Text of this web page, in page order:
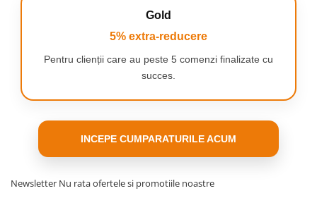
Gold
5% extra-reducere
Pentru clienții care au peste 5 comenzi finalizate cu
succes.
INCEPE CUMPARATURILE ACUM
Newsletter Nu rata ofertele si promotiile noastre